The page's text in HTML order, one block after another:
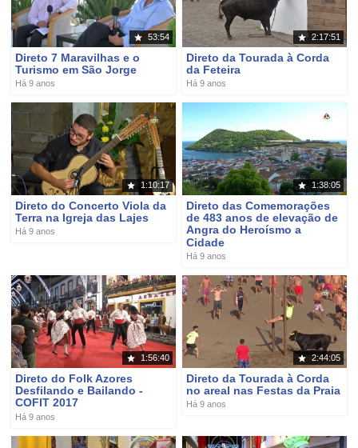
53:54
Direto 7 Maravilhas e o
Turismo em São Jorge
Há 9 anos
2:17:51
Direto da Tourada à Corda
da Feteira
Há 9 anos
1:10:17
Direto do Concerto Viola da
Terra na Igreja das Lajes
Há 9 anos
1:38:05
Direto das Comemorações
de 483 anos de elevação de
Angra do Heroísmo a
Cidade
Há 9 anos
1:56:40
Direto do Folk Azores
Desfilando e Bailando -
COFIT 2017
Há 9 anos
2:44:05
Direto da Tourada à Corda
no areal nas Festas da Praia
Há 9 anos